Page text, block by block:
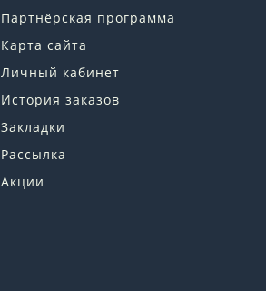
Партнёрская программа
Карта сайта
Личный кабинет
История заказов
Закладки
Рассылка
Акции